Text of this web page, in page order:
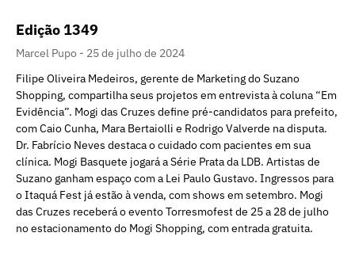
Edição 1349
Marcel Pupo
25 de julho de 2024
Filipe Oliveira Medeiros, gerente de Marketing do Suzano
Shopping, compartilha seus projetos em entrevista à coluna “Em
Evidência”. Mogi das Cruzes define pré-candidatos para prefeito,
com Caio Cunha, Mara Bertaiolli e Rodrigo Valverde na disputa.
Dr. Fabrício Neves destaca o cuidado com pacientes em sua
clínica. Mogi Basquete jogará a Série Prata da LDB. Artistas de
Suzano ganham espaço com a Lei Paulo Gustavo. Ingressos para
o Itaquá Fest já estão à venda, com shows em setembro. Mogi
das Cruzes receberá o evento Torresmofest de 25 a 28 de julho
no estacionamento do Mogi Shopping, com entrada gratuita.